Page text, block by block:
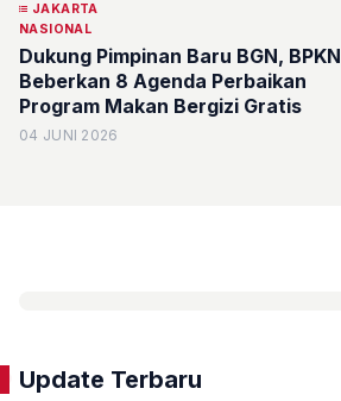
JAKARTA
NASIONAL
Dukung Pimpinan Baru BGN, BPKN
Beberkan 8 Agenda Perbaikan
Program Makan Bergizi Gratis
04 JUNI 2026
Update Terbaru